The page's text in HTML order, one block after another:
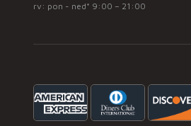
rv: pon - ned* 9:00 – 21:00